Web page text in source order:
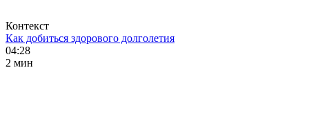
Контекст
Как добиться здорового долголетия
04:28
2 мин